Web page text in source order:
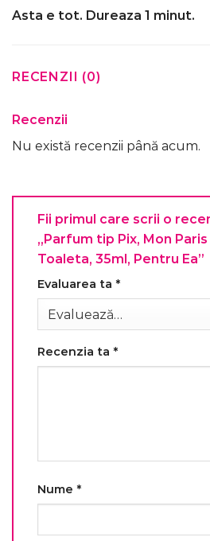
Asta e tot. Dureaza 1 minut.
RECENZII (0)
Recenzii
Nu există recenzii până acum.
Fii primul care scrii o
„Parfum tip Pix, Mon
Toaleta, 35ml, Pentru Ea”
Evaluarea ta *
Recenzia ta *
Nume *